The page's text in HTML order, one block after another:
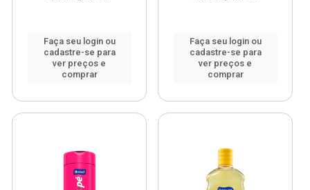
Faça seu login ou
cadastre-se para
ver preços e
comprar
Faça seu login ou
cadastre-se para
ver preços e
comprar